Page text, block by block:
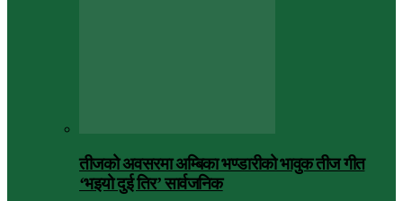
तीजको अवसरमा अम्बिका भण्डारीको भावुक तीज गीत
‘भइयो दुई तिर’ सार्वजनिक